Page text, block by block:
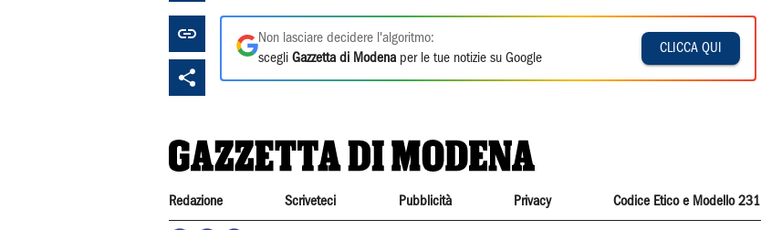
Non lasciare decidere l'algoritmo:
scegli Gazzetta di Modena per le tue notizie su Google
CLICCA QUI
Redazione Scriveteci Pubblicità Privacy Codice Etico e Modello 231